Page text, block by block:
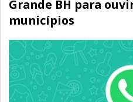
Grande BH para
municípios